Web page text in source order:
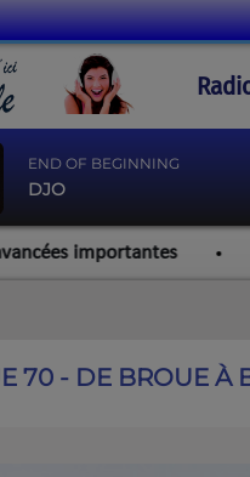
END OF BEGINNING
DJO
importantes
70 - DE BROUE À